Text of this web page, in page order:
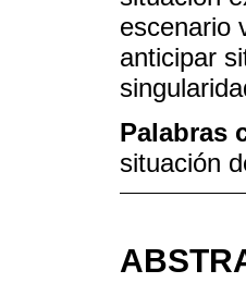
escenario
anticipar
Palabras
situación